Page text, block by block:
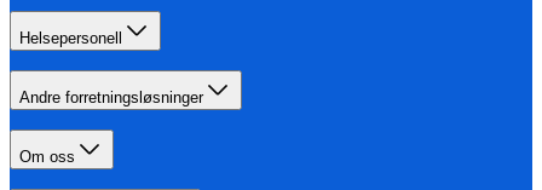
Helsepersonell
Andre forretningsløsninger
Om oss